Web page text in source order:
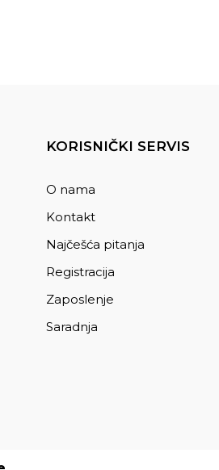
KORISNIČKI SERVIS
O nama
Kontakt
Najčešća pitanja
Registracija
Zaposlenje
Saradnja